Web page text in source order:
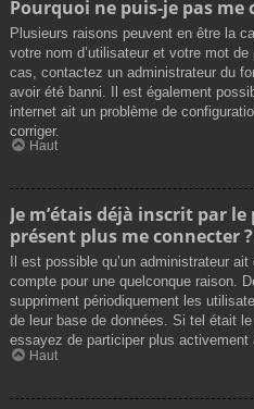
Pourquoi ne puis-je pas me
Plusieurs raisons peuvent en être la
votre nom d’utilisateur et votre mot
cas, contactez un administrateur du
avoir été banni. Il est également
internet ait un problème de
corriger.
Haut
Je m’étais déjà inscrit par
présent plus me connecter
Il est possible qu’un administrateur
compte pour une quelconque raison.
suppriment périodiquement les
de leur base de données. Si tel était
essayez de participer plus
Haut